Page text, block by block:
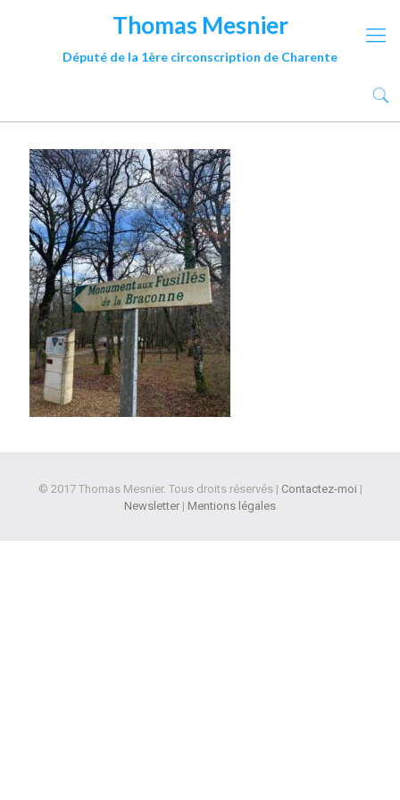
Thomas Mesnier
Député de la 1ère circonscription de Charente
© 2017 Thomas Mesnier. Tous droits réservés | Contactez-moi |
Newsletter | Mentions légales